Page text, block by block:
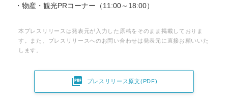
・物産・観光PRコーナー（11:00～18:00）
本プレスリリースは発表元が入力した原稿をそのまま掲載しておりま
す。また、プレスリリースへのお問い合わせは発表元に直接お願いいた
します。
 プレスリリース原文(PDF)